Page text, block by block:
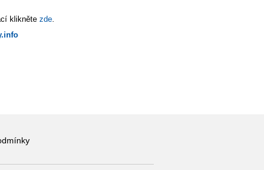
klikněte zde